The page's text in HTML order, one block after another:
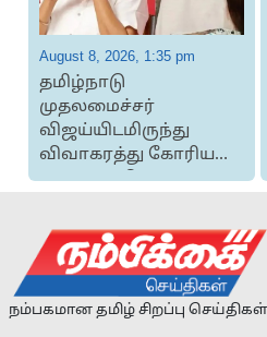
August 8, 2026, 1:35 pm
தமிழ்நாடு
முதலமைச்சர்
விஜய்யிடமிருந்து
விவாகரத்து கோரிய
வழக்கை திரும்பப்
நம்பகமான தமிழ் சிறப்பு செய்திகள்